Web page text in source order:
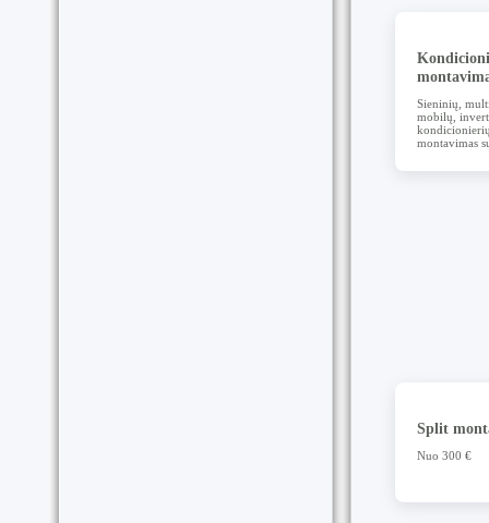
Sieninių,
mobilų,
montavimas
Split
Nuo 300 €